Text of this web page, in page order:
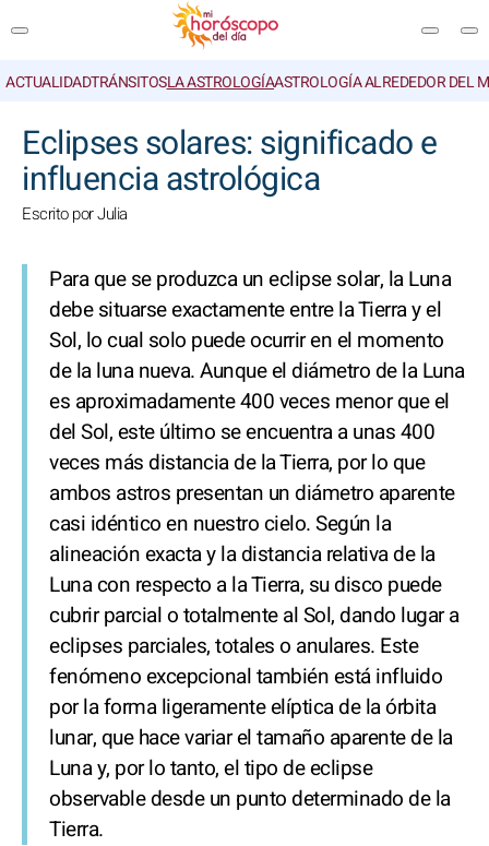
ACTUALIDADTRÁNSITOSLA ASTROLOGÍAASTROLOGÍA ALREDEDOR DEL
Eclipses solares: significado e
influencia astrológica
Escrito por Julia
Para que se produzca un eclipse solar, la Luna
debe situarse exactamente entre la Tierra y el
Sol, lo cual solo puede ocurrir en el momento
de la luna nueva. Aunque el diámetro de la Luna
es aproximadamente 400 veces menor que el
del Sol, este último se encuentra a unas 400
veces más distancia de la Tierra, por lo que
ambos astros presentan un diámetro aparente
casi idéntico en nuestro cielo. Según la
alineación exacta y la distancia relativa de la
Luna con respecto a la Tierra, su disco puede
cubrir parcial o totalmente al Sol, dando lugar a
eclipses parciales, totales o anulares. Este
fenómeno excepcional también está influido
por la forma ligeramente elíptica de la órbita
lunar, que hace variar el tamaño aparente de la
Luna y, por lo tanto, el tipo de eclipse
observable desde un punto determinado de la
Tierra.